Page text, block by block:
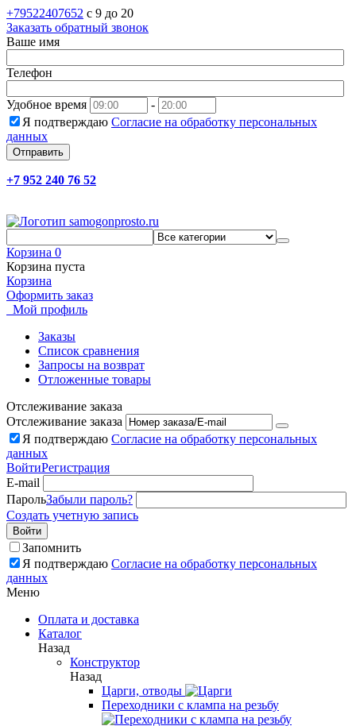
+79522407652 c 9 до 20
Заказать обратный звонок
Ваше имя
Телефон
Удобное время
-
Я подтверждаю Согласие на обработку персональных
данных
Отправить
+7 952 240 76 52
Корзина 0
Корзина пуста
Корзина
Оформить заказ
Мой профиль
Заказы
Список сравнения
Запросы на возврат
Отложенные товары
Отслеживание заказа
Отслеживание заказа
Я подтверждаю Согласие на обработку персональных
данных
ВойтиРегистрация
E-mail
ПарольЗабыли пароль?
Создать учетную запись
Войти
Запомнить
Я подтверждаю Согласие на обработку персональных
данных
Меню
Оплата и доставка
Каталог
Назад
Конструктор
Назад
Царги, отводы
Переходники с клампа на резьбу